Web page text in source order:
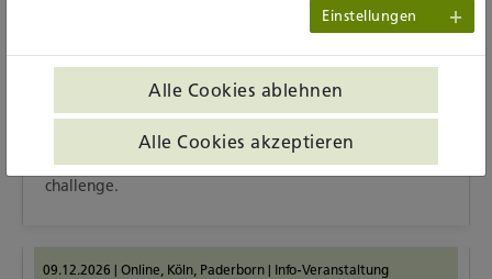
The International Federation of Catholic Universities
(IFCU), in collaboration with the katho invites to the
upcoming international conference. It will bring
together university leaders, communication
professionals and academic experts from across the
global IFCU network to reflect on a shared and timely
challenge.
09.12.2026 | Online Köln Paderborn | Info-Veranstaltung
Einstellungen
Alle Cookies ablehnen
Alle Cookies akzeptieren